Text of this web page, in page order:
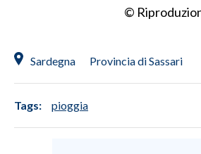
©
Sardegna Provincia di Sassari
Tags: pioggia